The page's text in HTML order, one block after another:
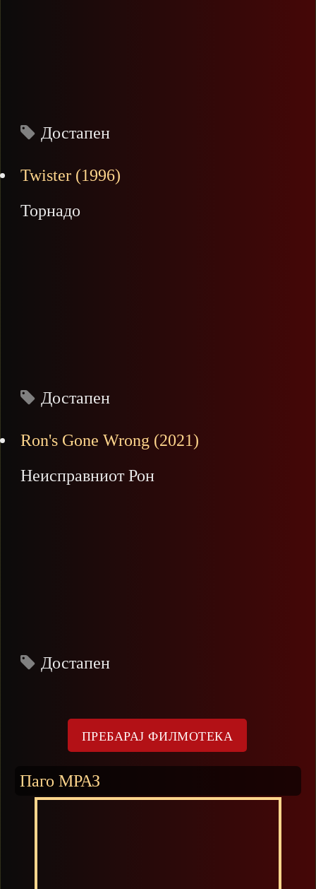
Достапен
Twister (1996)
Торнадо
Достапен
Ron's Gone Wrong (2021)
Неисправниот Рон
Достапен
Паго МРАЗ